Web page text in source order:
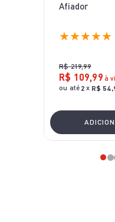
Afiador
★★★★★
R$ 219,99
R$ 109,99 à
ou até 2 x R$ 54,